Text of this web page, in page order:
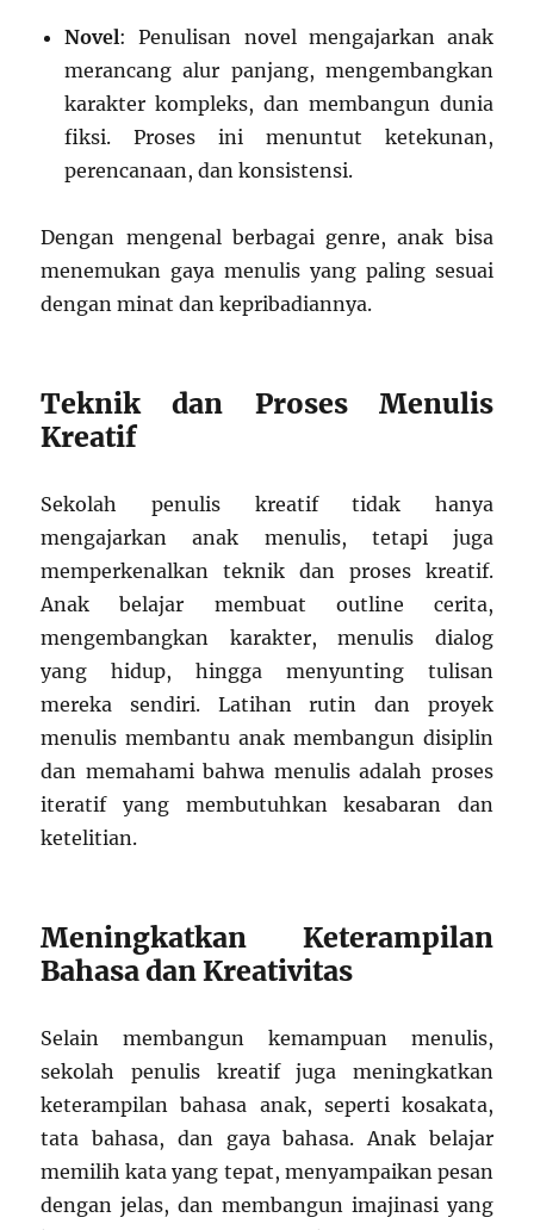
Novel: Penulisan novel mengajarkan anak
merancang alur panjang, mengembangkan
karakter kompleks, dan membangun dunia
fiksi. Proses ini menuntut ketekunan,
perencanaan, dan konsistensi.
Dengan mengenal berbagai genre, anak bisa
menemukan gaya menulis yang paling sesuai
dengan minat dan kepribadiannya.
Teknik dan Proses Menulis
Kreatif
Sekolah penulis kreatif tidak hanya
mengajarkan anak menulis, tetapi juga
memperkenalkan teknik dan proses kreatif.
Anak belajar membuat outline cerita,
mengembangkan karakter, menulis dialog
yang hidup, hingga menyunting tulisan
mereka sendiri. Latihan rutin dan proyek
menulis membantu anak membangun disiplin
dan memahami bahwa menulis adalah proses
iteratif yang membutuhkan kesabaran dan
ketelitian.
Meningkatkan Keterampilan
Bahasa dan Kreativitas
Selain membangun kemampuan menulis,
sekolah penulis kreatif juga meningkatkan
keterampilan bahasa anak, seperti kosakata,
tata bahasa, dan gaya bahasa. Anak belajar
memilih kata yang tepat, menyampaikan pesan
dengan jelas, dan membangun imajinasi yang